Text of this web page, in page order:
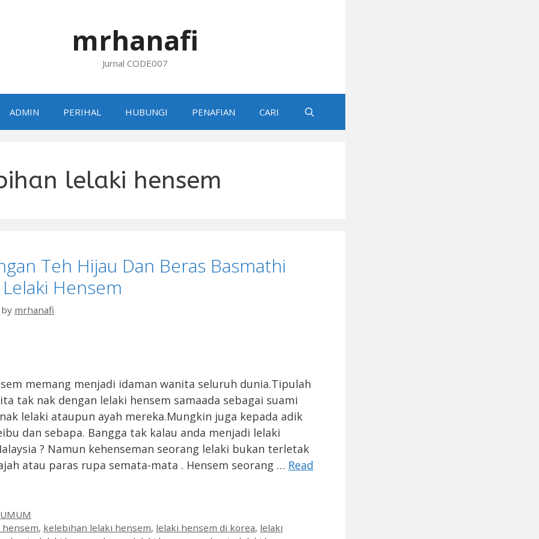
mrhanafi
Jurnal CODE007
ADMIN PERIHAL HUBUNGI PENAFIAN CARI
lelaki hensem
Teh Hijau Dan Beras Basmathi
Hensem
by mrhanafi
memang menjadi idaman wanita seluruh dunia.Tipulah
tak nak dengan lelaki hensem samaada sebagai suami
lelaki ataupun ayah mereka.Mungkin juga kepada adik
dan sebapa. Bangga tak kalau anda menjadi lelaki
? Namun kehenseman seorang lelaki bukan terletak
atau paras rupa semata-mata . Hensem seorang … Read
UMUM
, kelebihan lelaki hensem, lelaki hensem di korea, lelaki